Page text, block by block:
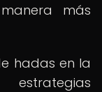
más
hadas en la